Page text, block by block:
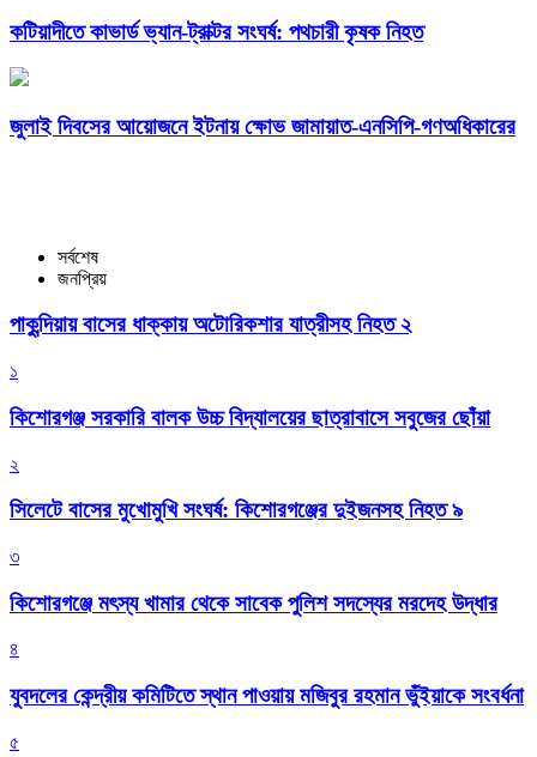
কটিয়াদীতে কাভার্ড ভ্যান-ট্রাক্টর সংঘর্ষ: পথচারী কৃষক নিহত
জুলাই দিবসের আয়োজনে ইটনায় ক্ষোভ জামায়াত-এনসিপি-গণঅধিকারের
সর্বশেষ
জনপ্রিয়
পাকুন্দিয়ায় বাসের ধাক্কায় অটোরিকশার যাত্রীসহ নিহত ২
১
কিশোরগঞ্জ সরকারি বালক উচ্চ বিদ্যালয়ের ছাত্রাবাসে সবুজের ছোঁয়া
২
সিলেটে বাসের মুখোমুখি সংঘর্ষ: কিশোরগঞ্জের দুইজনসহ নিহত ৯
৩
কিশোরগঞ্জে মৎস্য খামার থেকে সাবেক পুলিশ সদস্যের মরদেহ উদ্ধার
৪
যুবদলের কেন্দ্রীয় কমিটিতে স্থান পাওয়ায় মজিবুর রহমান ভুঁইয়াকে সংবর্ধনা
৫